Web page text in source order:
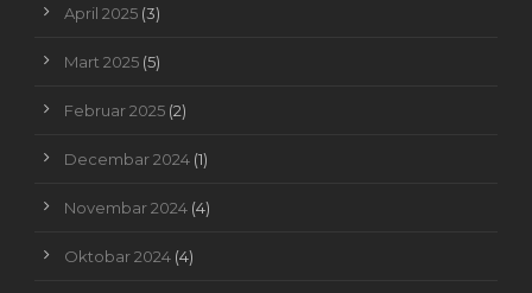
April 2025 (3)
Mart 2025 (5)
Februar 2025 (2)
Decembar 2024 (1)
Novembar 2024 (4)
Oktobar 2024 (4)